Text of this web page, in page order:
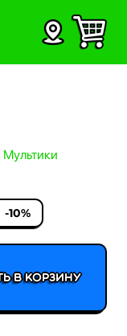
-10%
в корзину